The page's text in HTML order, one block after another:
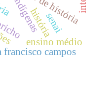
indígenas
francisco campos
ensino médio
históriasenai